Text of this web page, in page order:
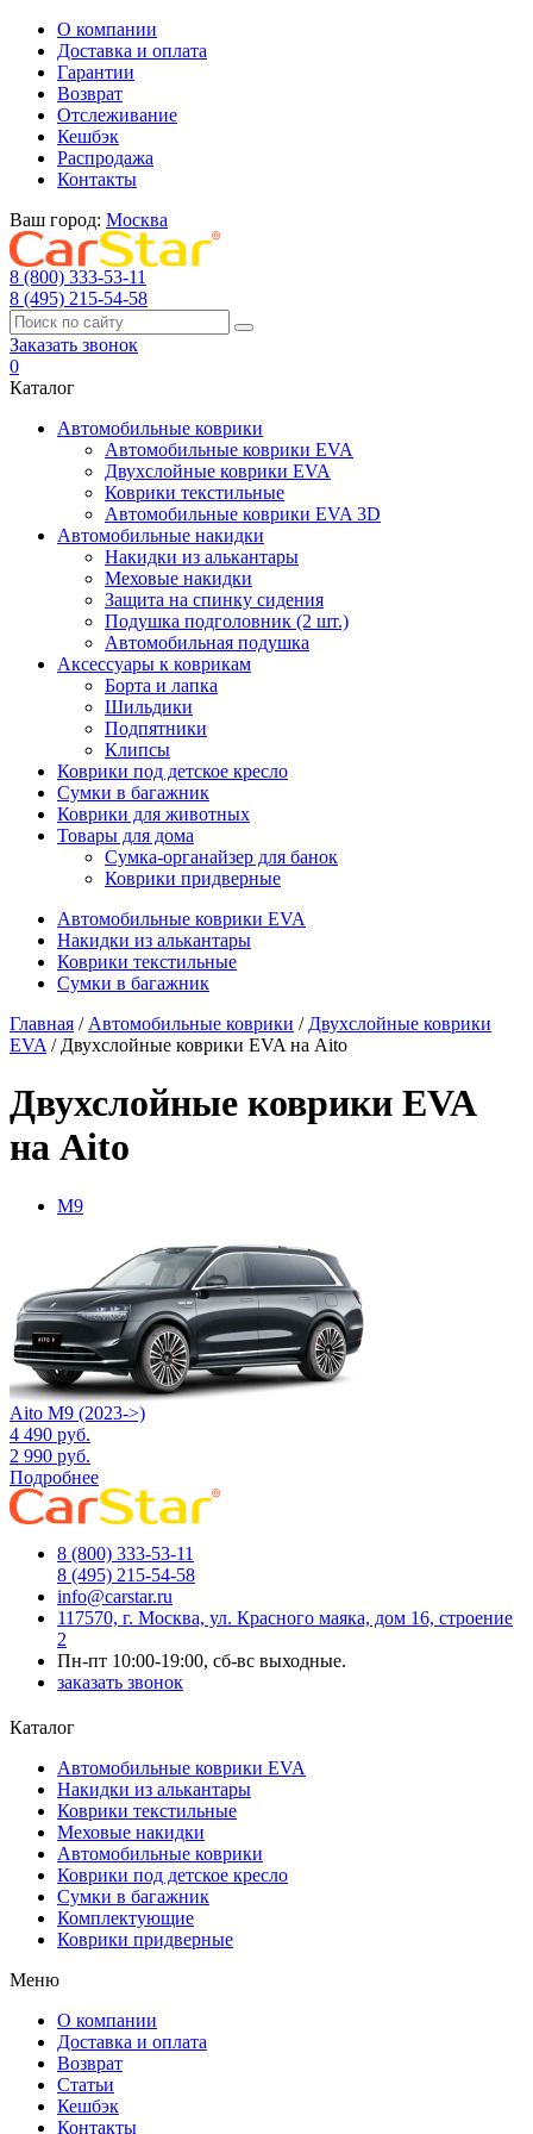
О компании
Доставка и оплата
Гарантии
Возврат
Отслеживание
Кешбэк
Распродажа
Контакты
Ваш город: Москва
8 (800) 333-53-11
8 (495) 215-54-58
Заказать звонок
0
Каталог
Автомобильные коврики
Автомобильные коврики EVA
Двухслойные коврики EVA
Коврики текстильные
Автомобильные коврики EVA 3D
Автомобильные накидки
Накидки из алькантары
Меховые накидки
Защита на спинку сидения
Подушка подголовник (2 шт.)
Автомобильная подушка
Аксессуары к коврикам
Борта и лапка
Шильдики
Подпятники
Клипсы
Коврики под детское кресло
Сумки в багажник
Коврики для животных
Товары для дома
Сумка-органайзер для банок
Коврики придверные
Автомобильные коврики EVA
Накидки из алькантары
Коврики текстильные
Сумки в багажник
Главная / Автомобильные коврики / Двухслойные коврики
EVA / Двухслойные коврики EVA на Aito
Двухслойные коврики EVA
на Aito
M9
Aito M9 (2023->)
4 490 руб.
2 990 руб.
Подробнее
8 (800) 333-53-11
8 (495) 215-54-58
info@carstar.ru
117570, г. Москва, ул. Красного маяка, дом 16, строение
2
Пн-пт 10:00-19:00, сб-вс выходные.
заказать звонок
Каталог
Автомобильные коврики EVA
Накидки из алькантары
Коврики текстильные
Меховые накидки
Автомобильные коврики
Коврики под детское кресло
Сумки в багажник
Комплектующие
Коврики придверные
Меню
О компании
Доставка и оплата
Возврат
Статьи
Кешбэк
Контакты